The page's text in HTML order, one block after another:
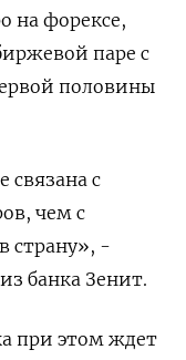
на форексе,
паре с
половины
связана с
чем с
страну», -
банка Зенит.
при этом ждет